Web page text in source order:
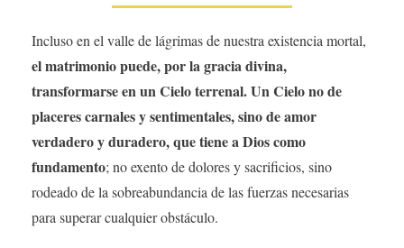
Incluso en el valle de lágrimas de nuestra existencia mortal,
el matrimonio puede, por la gracia divina,
transformarse en un Cielo terrenal. Un Cielo no de
placeres carnales y sentimentales, sino de amor
verdadero y duradero, que tiene a Dios como
fundamento; no exento de dolores y sacrificios, sino
rodeado de la sobreabundancia de las fuerzas necesarias
para superar cualquier obstáculo.